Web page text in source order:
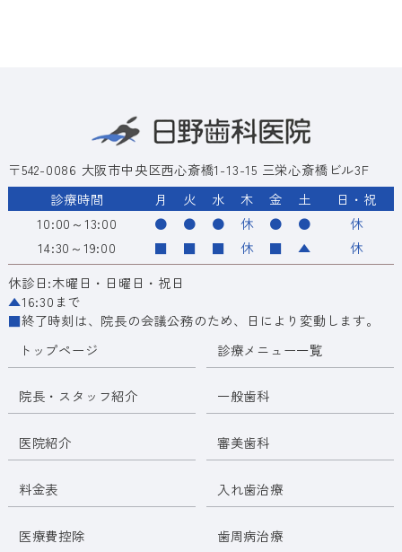
〒542-0086 大阪市中央区西心斎橋1-13-15 三栄心斎橋ビル3F
診療時間
月 火 水 木 金 土
日・祝
10:00～13:00
● ● ● 休 ● ●
休
14:30～19:00
■ ■ ■ 休 ■ ▲
休
休診日:木曜日・日曜日・祝日
▲16:30まで
■終了時刻は、院長の会議公務のため、日により変動します。
トップページ
院長・スタッフ紹介
医院紹介
料金表
医療費控除
診療メニュー一覧
一般歯科
審美歯科
入れ歯治療
歯周病治療